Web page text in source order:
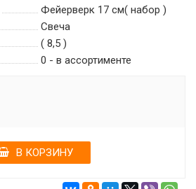
Фейерверк 17 см( набор )
Свеча
( 8,5 )
0 - в ассортименте
В КОРЗИНУ